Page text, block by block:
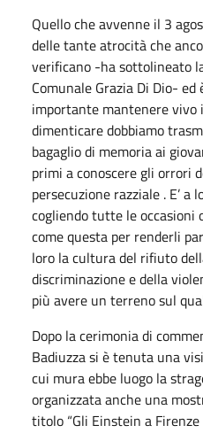
Quello che avvenne il 3
delle tante atrocità che
verificano -ha sottolineato
Comunale Grazia Di Dio- ed
importante mantenere vivo
dimenticare dobbiamo
bagaglio di memoria ai
primi a conoscere gli orrori
persecuzione razziale . E’ a
cogliendo tutte le occasioni
come questa per renderli
loro la cultura del rifiuto
discriminazione e della
più avere un terreno sul
Dopo la cerimonia di
Badiuzza si è tenuta una
cui mura ebbe luogo la
organizzata anche una
titolo “Gli Einstein a